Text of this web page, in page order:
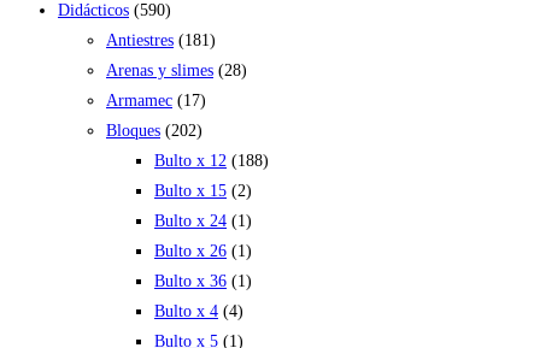
Didácticos (590)
Antiestres (181)
Arenas y slimes (28)
Armamec (17)
Bloques (202)
Bulto x 12 (188)
Bulto x 15 (2)
Bulto x 24 (1)
Bulto x 26 (1)
Bulto x 36 (1)
Bulto x 4 (4)
Bulto x 5 (1)